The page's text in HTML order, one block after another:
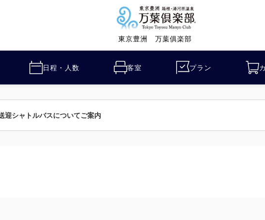
東京豊洲 万葉俱楽部
日程・人数 客室 プラン
迎シャトルバスについてご案内